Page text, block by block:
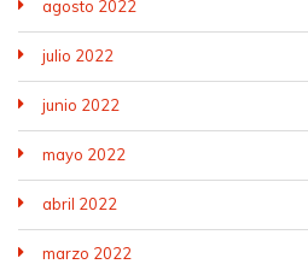
agosto 2022
julio 2022
junio 2022
mayo 2022
abril 2022
marzo 2022